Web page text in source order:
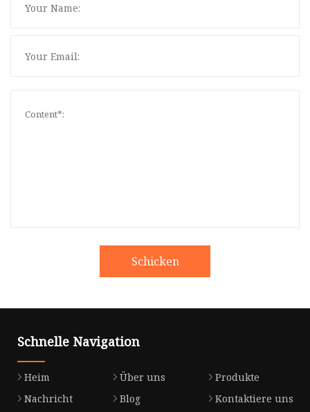
Schicken
Schnelle Navigation
Heim Über uns
Produkte
Nachricht
Blog
Kontaktiere uns